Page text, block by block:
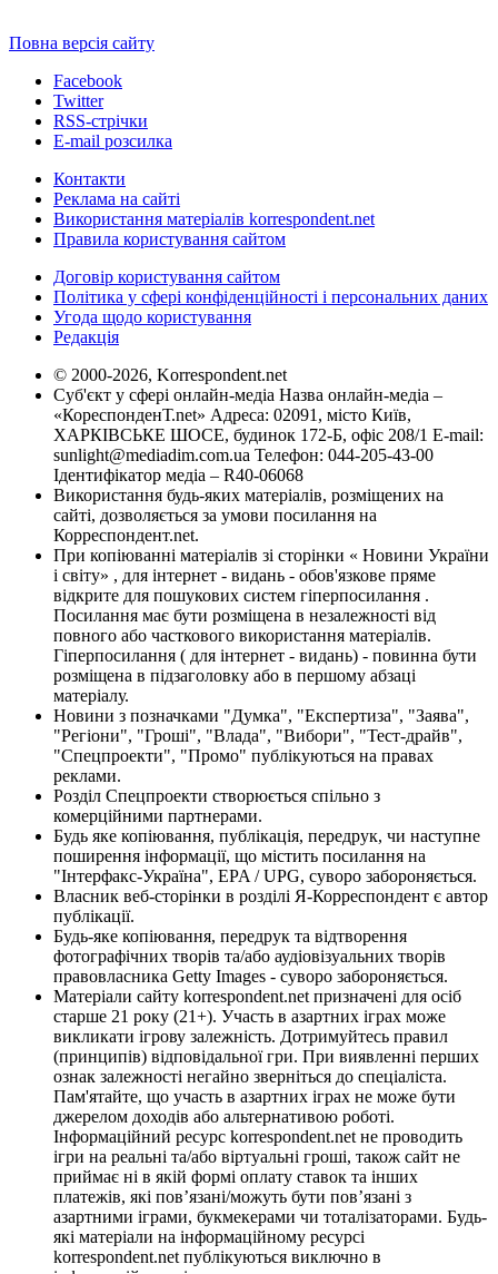
Повна версія сайту
Facebook
Twitter
RSS-стрічки
E-mail розсилка
Контакти
Реклама на сайті
Використання матеріалів korrespondent.net
Правила користування сайтом
Договір користування сайтом
Політика у сфері конфіденційності і персональних даних
Угода щодо користування
Редакція
© 2000-2026, Korrespondent.net
Суб'єкт у сфері онлайн-медіа Назва онлайн-медіа –
«КореспонденТ.net» Адреса: 02091, місто Київ,
ХАРКІВСЬКЕ ШОСЕ, будинок 172-Б, офіс 208/1 E-mail:
sunlight@mediadim.com.ua Телефон: 044-205-43-00
Ідентифікатор медіа – R40-06068
Використання будь-яких матеріалів, розміщених на
сайті, дозволяється за умови посилання на
Корреспондент.net.
При копіюванні матеріалів зі сторінки « Новини України
і світу» , для інтернет - видань - обов'язкове пряме
відкрите для пошукових систем гіперпосилання .
Посилання має бути розміщена в незалежності від
повного або часткового використання матеріалів.
Гіперпосилання ( для інтернет - видань) - повинна бути
розміщена в підзаголовку або в першому абзаці
матеріалу.
Новини з позначками "Думка", "Експертиза", "Заява",
"Регіони", "Гроші", "Влада", "Вибори", "Тест-драйв",
"Спецпроекти", "Промо" публікуються на правах
реклами.
Розділ Спецпроекти створюється спільно з
комерційними партнерами.
Будь яке копіювання, публікація, передрук, чи наступне
поширення інформації, що містить посилання на
"Інтерфакс-Україна", EPA / UPG, суворо забороняється.
Власник веб-сторінки в розділі Я-Корреспондент є автор
публікації.
Будь-яке копіювання, передрук та відтворення
фотографічних творів та/або аудіовізуальних творів
правовласника Getty Images - суворо забороняється.
Матеріали сайту korrespondent.net призначені для осіб
старше 21 року (21+). Участь в азартних іграх може
викликати ігрову залежність. Дотримуйтесь правил
(принципів) відповідальної гри. При виявленні перших
ознак залежності негайно зверніться до спеціаліста.
Пам'ятайте, що участь в азартних іграх не може бути
джерелом доходів або альтернативою роботі.
Інформаційний ресурс korrespondent.net не проводить
ігри на реальні та/або віртуальні гроші, також сайт не
приймає ні в якій формі оплату ставок та інших
платежів, які пов’язані/можуть бути пов’язані з
азартними іграми, букмекерами чи тоталізаторами. Будь-
які матеріали на інформаційному ресурсі
korrespondent.net публікуються виключно в